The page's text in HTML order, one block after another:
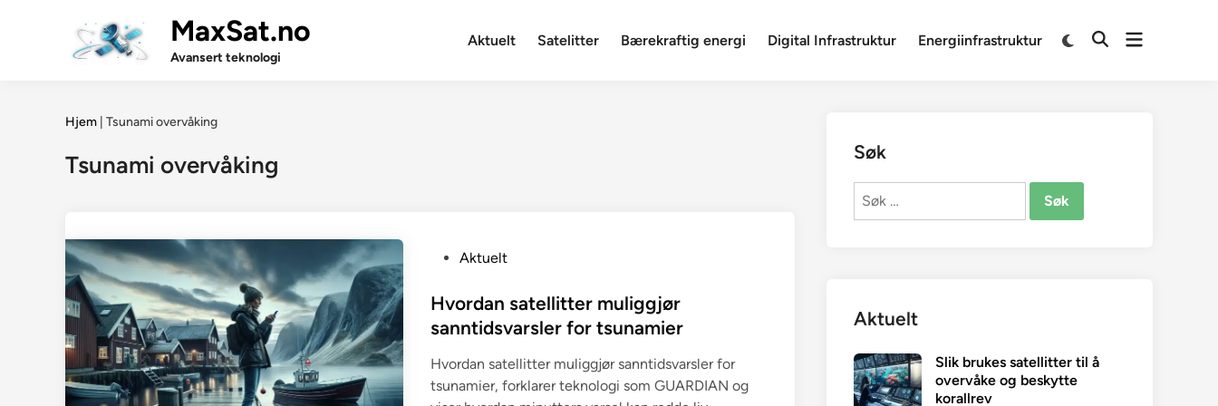
MaxSat.no
Avansert teknologi
Aktuelt Satelitter Bærekraftig energi Digital Infrastruktur Energiinfrastruktur
SwitchOpenOpen
Hjem Tsunami overvåking
Tsunami overvåking
s
t
d
i
Aktuelt
Hvordan satellitter muliggjør
sanntidsvarsler for tsunamier
Hvordan satellitter muliggjør sanntidsvarsler for
tsunamier, forklarer teknologi som GUARDIAN og
Søk
Søk
Aktuelt
Slik brukes satellitter til å
overvåke og beskytte
korallrev